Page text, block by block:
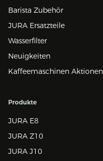
Barista Zubehör
JURA Ersatzteile
Wasserfilter
Neuigkeiten
Kaffeemaschinen Aktionen
Produkte
JURA E8
JURA Z10
JURA J10